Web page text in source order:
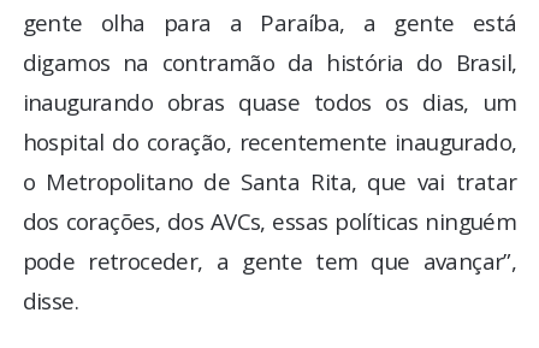
gente olha para a Paraíba, a gente está
digamos na contramão da história do Brasil,
inaugurando obras quase todos os dias, um
hospital do coração, recentemente inaugurado,
o Metropolitano de Santa Rita, que vai tratar
dos corações, dos AVCs, essas políticas ninguém
pode retroceder, a gente tem que avançar”,
disse.